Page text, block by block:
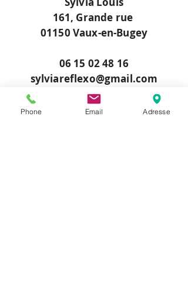
161, Grande rue
01150 Vaux-en-Bugey
06 15 02 48 16
sylviareflexo@gmail.com
Prendre RDV maintenant
Phone Email Adresse